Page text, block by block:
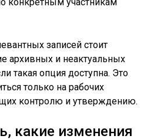
записей стоит
архивных и неактуальных
такая опция доступна. Это
только на рабочих
контролю и утверждению.
какие изменения